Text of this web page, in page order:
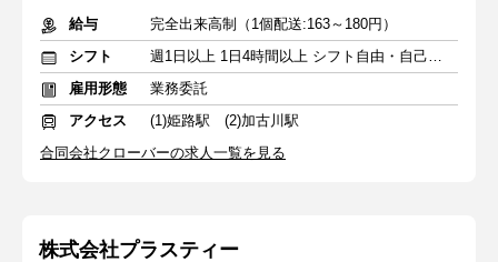
給与
完全出来高制（1個配送:163～180円）
シフト
週1日以上 1日4時間以上 シフト自由・自己申告
雇用形態
業務委託
アクセス
(1)姫路駅 (2)加古川駅
合同会社クローバーの求人一覧を見る
株式会社プラスティー